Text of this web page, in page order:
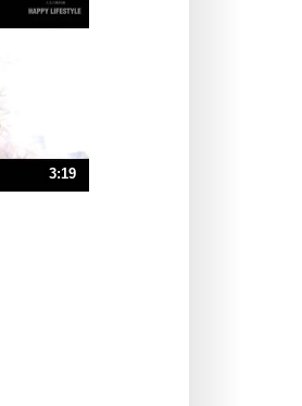
ない原因は、行動
る30の方法
3:19